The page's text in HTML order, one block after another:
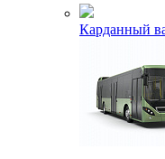
Карданный